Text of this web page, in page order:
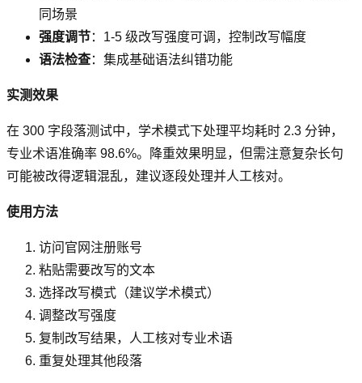
同场景
强度调节：1-5 级改写强度可调，控制改写幅度
语法检查：集成基础语法纠错功能
实测效果
在 300 字段落测试中，学术模式下处理平均耗时 2.3 分钟，
专业术语准确率 98.6%。降重效果明显，但需注意复杂长句
可能被改得逻辑混乱，建议逐段处理并人工核对。
使用方法
访问官网注册账号
粘贴需要改写的文本
选择改写模式（建议学术模式）
调整改写强度
复制改写结果，人工核对专业术语
重复处理其他段落